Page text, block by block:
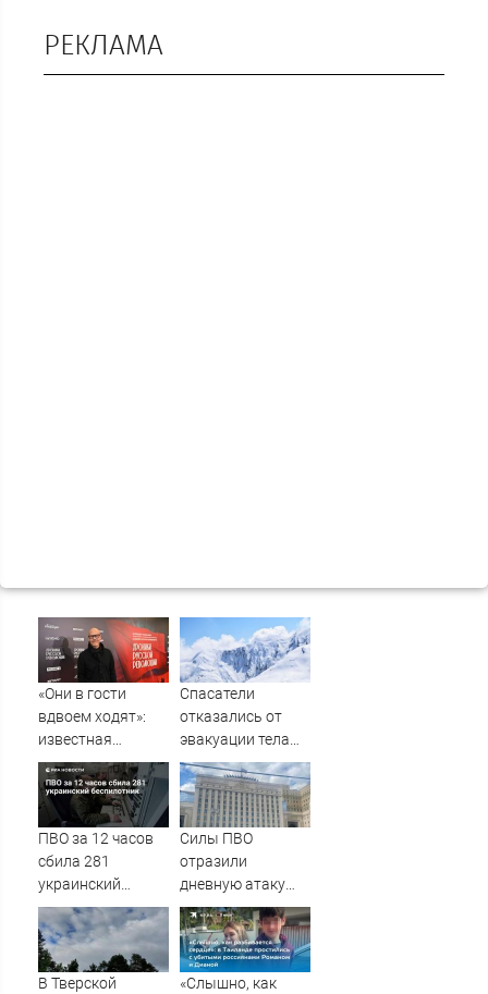
РЕКЛАМА
«Они в гости
вдвоем ходят»:
известная
журналистка
подтвердила
роман
Бондарчука и
Исаковой
Спасатели
отказались от
эвакуации тела
Натальи
Наговицыной с
семитысячника
ПВО за 12 часов
сбила 281
украинский
беспилотник
Силы ПВО
отразили
дневную атаку
БПЛА на
Рязанскую
область
В Тверской
«Слышно, как